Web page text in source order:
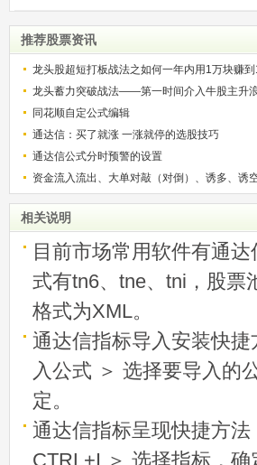
推荐股票资讯
龙头股超短打板战法之如何一年内用1万块赚
解）
龙头蓄力突破战法——第一时间介入牛股主升
的技巧（图解）
同花顺自定公式编辑
通达信：买了就涨 一涨就停的选股技巧
通达信公式分时预警的设置
资金流入流出、大单对敲（对倒）、诱多、诱
相关说明
目前市场常用软件有通
式有tn6、tne、tni，股票
格式为XML。
通达信指标导入安装快
入公式 ＞ 选择要导入的
定。
通达信指标呈现快捷方
CTRL+I ＞ 选择指标，确